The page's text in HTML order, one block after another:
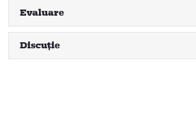
Evaluare
Discuţie